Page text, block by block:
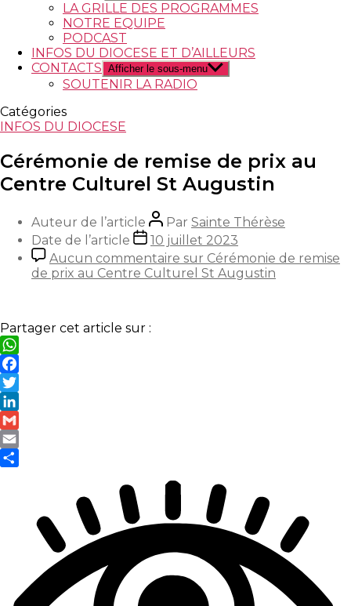
LA GRILLE DES PROGRAMMES
NOTRE EQUIPE
PODCAST
INFOS DU DIOCESE ET D’AILLEURS
CONTACTS Afficher le sous-menu
SOUTENIR LA RADIO
Catégories
INFOS DU DIOCESE
Cérémonie de remise de prix au
Centre Culturel St Augustin
Auteur de l’article Par Sainte Thérèse
Date de l’article
10 juillet 2023
Aucun commentaire sur Cérémonie de remise
de prix au Centre Culturel St Augustin
Partager cet article sur :
WhatsApp
Facebook
Twitter
LinkedIn
Gmail
Email